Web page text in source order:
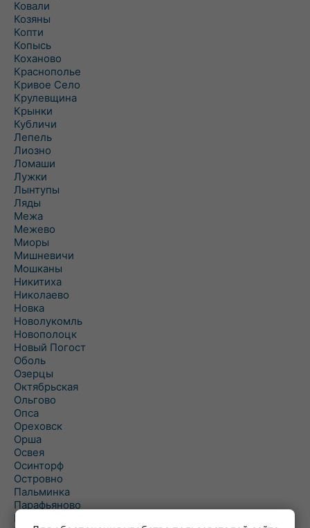
Ковали
Козяны
Копти
Копысь
Коханово
Краснополье
Кривое Село
Крулевщина
Крынки
Кубличи
Лепель
Лиозно
Ломаши
Лужки
Лынтупы
Ляды
Межа
Межево
Миоры
Мишневичи
Мошканы
Никитиха
Николаево
Новка
Новолукомль
Новополоцк
Новый Погост
Оболь
Озерцы
Октябрьская
Ольгово
Опса
Ореховск
Орша
Освея
Осинторф
Островно
Пальминка
Парафьяново
Плисса